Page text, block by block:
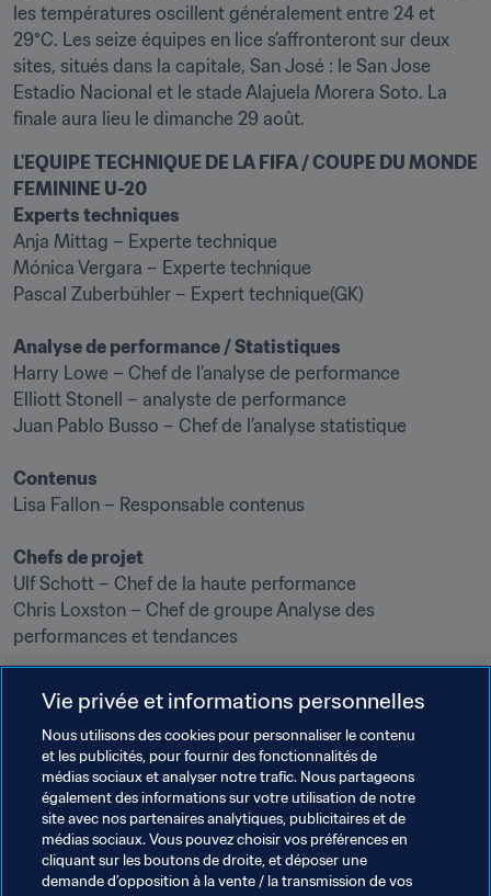
les températures oscillent généralement entre 24 et
29°C. Les seize équipes en lice s’affronteront sur deux
sites, situés dans la capitale, San José : le San Jose
Estadio Nacional et le stade Alajuela Morera Soto. La
finale aura lieu le dimanche 29 août.
L'EQUIPE TECHNIQUE DE LA FIFA / COUPE DU MONDE
FEMININE U-20
Experts techniques
Anja Mittag – Experte technique
Mónica Vergara – Experte technique
Pascal Zuberbühler – Expert technique(GK)
Analyse de performance / Statistiques
Harry Lowe – Chef de l’analyse de performance
Elliott Stonell – analyste de performance
Juan Pablo Busso – Chef de l’analyse statistique
Contenus
Lisa Fallon – Responsable contenus
Chefs de projet
Ulf Schott – Chef de la haute performance
Chris Loxston – Chef de groupe Analyse des
performances et tendances
Thèmes en lien
Organisation
Vie privée et informations personnelles
Nous utilisons des cookies pour personnaliser le contenu
et les publicités, pour fournir des fonctionnalités de
médias sociaux et analyser notre trafic. Nous partageons
également des informations sur votre utilisation de notre
site avec nos partenaires analytiques, publicitaires et de
médias sociaux. Vous pouvez choisir vos préférences en
cliquant sur les boutons de droite, et déposer une
demande d’opposition à la vente / la transmission de vos